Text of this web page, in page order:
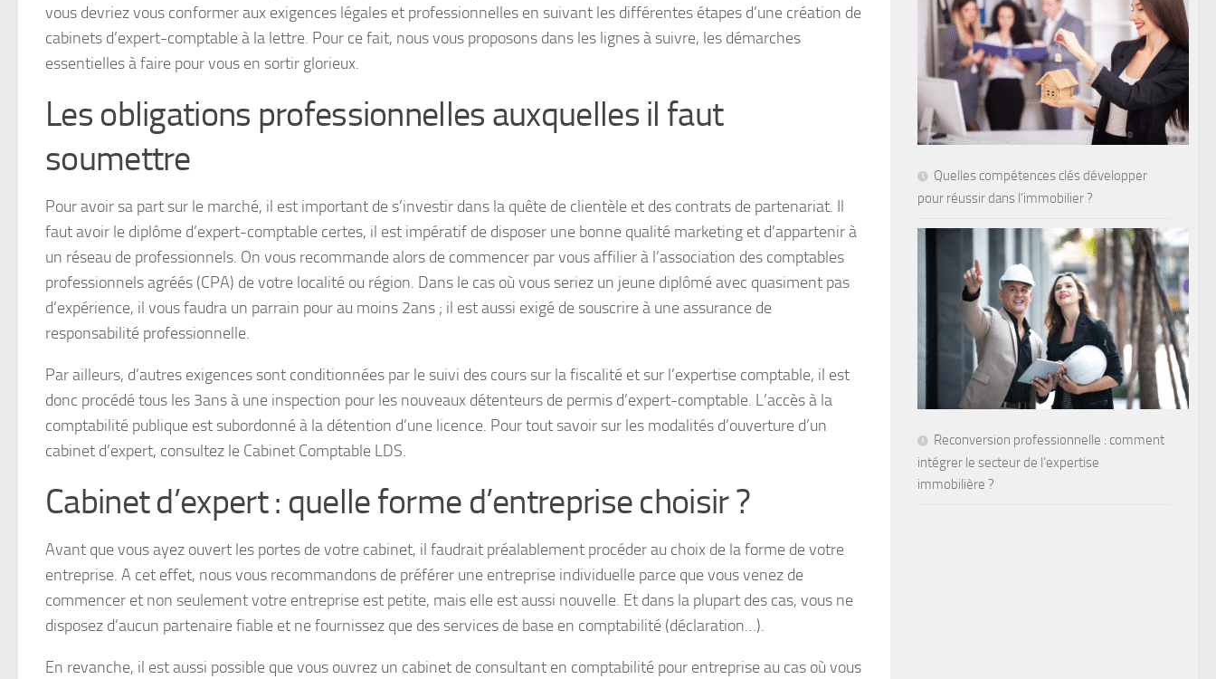
vous devriez vous conformer aux exigences légales et professionnelles en suivant les différentes étapes d’une création de
cabinets d’expert-comptable à la lettre. Pour ce fait, nous vous proposons dans les lignes à suivre, les démarches
essentielles à faire pour vous en sortir glorieux.
Les obligations professionnelles auxquelles il faut
soumettre
Pour avoir sa part sur le marché, il est important de s’investir dans la quête de clientèle et des contrats de partenariat. Il
faut avoir le diplôme d’expert-comptable certes, il est impératif de disposer une bonne qualité marketing et d’appartenir à
un réseau de professionnels. On vous recommande alors de commencer par vous affilier à l’association des comptables
professionnels agréés (CPA) de votre localité ou région. Dans le cas où vous seriez un jeune diplômé avec quasiment pas
d’expérience, il vous faudra un parrain pour au moins 2ans ; il est aussi exigé de souscrire à une assurance de
responsabilité professionnelle.
Par ailleurs, d’autres exigences sont conditionnées par le suivi des cours sur la fiscalité et sur l’expertise comptable, il est
donc procédé tous les 3ans à une inspection pour les nouveaux détenteurs de permis d’expert-comptable. L’accès à la
comptabilité publique est subordonné à la détention d’une licence. Pour tout savoir sur les modalités d’ouverture d’un
cabinet d’expert, consultez le Cabinet Comptable LDS.
Cabinet d’expert : quelle forme d’entreprise choisir ?
Avant que vous ayez ouvert les portes de votre cabinet, il faudrait préalablement procéder au choix de la forme de votre
entreprise. A cet effet, nous vous recommandons de préférer une entreprise individuelle parce que vous venez de
commencer et non seulement votre entreprise est petite, mais elle est aussi nouvelle. Et dans la plupart des cas, vous ne
disposez d’aucun partenaire fiable et ne fournissez que des services de base en comptabilité (déclaration…).
En revanche, il est aussi possible que vous ouvrez un cabinet de consultant en comptabilité pour entreprise au cas où vous
Quelles compétences clés développer
pour réussir dans l’immobilier ?
Reconversion professionnelle : comment
intégrer le secteur de l’expertise
immobilière ?